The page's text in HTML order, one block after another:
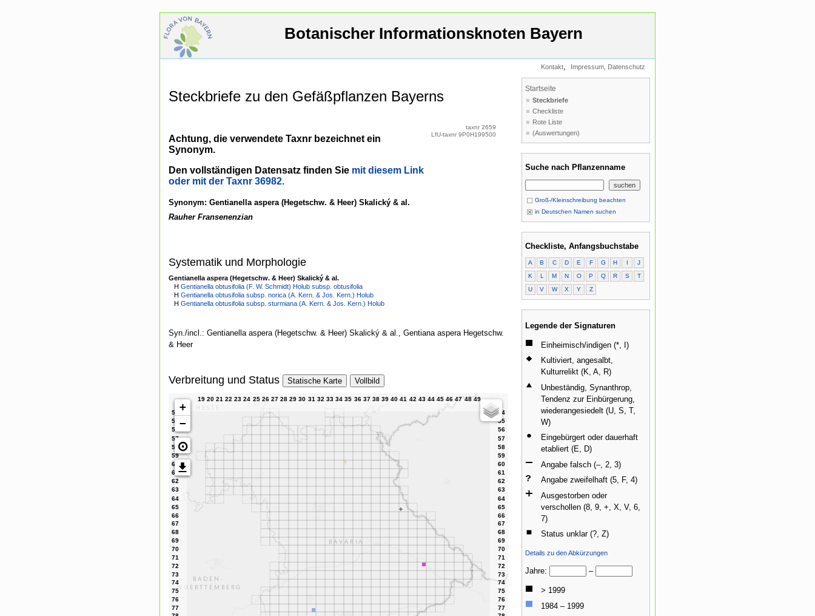
Botanischer Informationsknoten Bayern
Kontakt, Impressum, Datenschutz
Steckbriefe zu den Gefäßpflanzen Bayerns
Achtung, die verwendete Taxnr bezeichnet ein
Synonym.
Den vollständigen Datensatz finden Sie mit diesem Link
oder mit der Taxnr 36982.
Synonym: Gentianella aspera (Hegetschw. & Heer) Skalický & al.
Rauher Fransenenzian
taxnr 2659
LfU-taxnr 9P0H199500
Systematik und Morphologie
Gentianella aspera (Hegetschw. & Heer) Skalický & al.
H Gentianella obtusifolia (F. W. Schmidt) Holub subsp. obtusifolia
H Gentianella obtusifolia subsp. norica (A. Kern. & Jos. Kern.) Holub
H Gentianella obtusifolia subsp. sturmiana (A. Kern. & Jos. Kern.) Holub
Syn./incl.: Gentianella aspera (Hegetschw. & Heer) Skalický & al., Gentiana aspera Hegetschw.
& Heer
Verbreitung und Status Statische Karte Vollbild
+
−
⊙
Startseite
Steckbriefe
Checkliste
Rote Liste
(Auswertungen)
Suche nach Pflanzenname
Groß-/Kleinschreibung beachten
in Deutschen Namen suchen
Checkliste, Anfangsbuchstabe
A B C D E F G H I
J
K
L M N O P Q R S
T
U
V W X Y Z
Legende der Signaturen
Einheimisch/indigen (*, I)
Kultiviert, angesalbt,
Kulturrelikt (K, A, R)
Unbeständig, Synanthrop,
Tendenz zur Einbürgerung,
wiederangesiedelt (U, S, T,
W)
Eingebürgert oder dauerhaft
etabliert (E, D)
Angabe falsch (–, 2, 3)
Angabe zweifelhaft (5, F, 4)
Ausgestorben oder
verschollen (8, 9, +, X, V, 6,
7)
Status unklar (?, Z)
Details zu den Abkürzungen
Jahre: –
> 1999
1984 – 1999